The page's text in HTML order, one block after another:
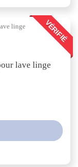
VÉRIFIÉ
lave linge